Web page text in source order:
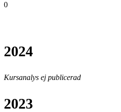
0
2024
Kursanalys ej publicerad
2023